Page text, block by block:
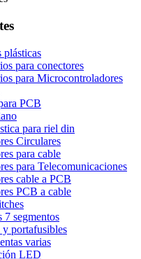
plásticas
para conectores
para Microcontroladores
PCB
para riel din
Circulares
para cable
para Telecomunicaciones
cable a PCB
PCB a cable
7 segmentos
y portafusibles
varias
LED